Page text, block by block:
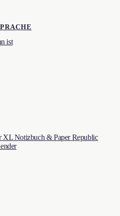
ist
XL Notizbuch & Paper Republic